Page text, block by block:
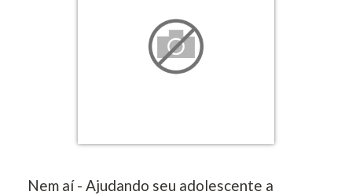
Nem aí - Ajudando seu adolescente a